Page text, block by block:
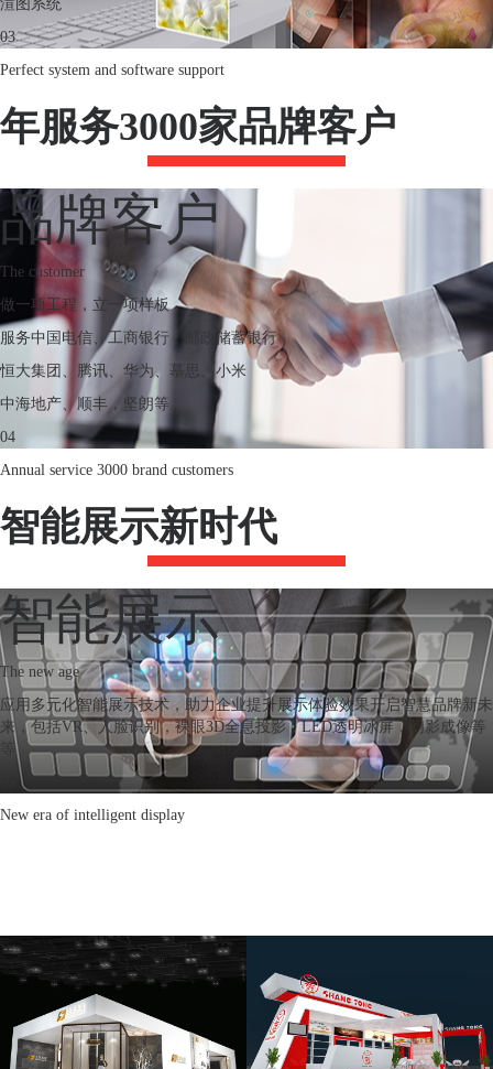
渲图系统
03
Perfect system and software support
年服务3000家品牌客户
品牌客户
The customer
做一项工程，立一项样板
服务中国电信、工商银行，邮政储蓄银行
恒大集团、腾讯、华为、慕思、小米
中海地产、顺丰，坚朗等
04
Annual service 3000 brand customers
智能展示新时代
智能展示
The new age
应用多元化智能展示技术，助力企业提升展示体验效果开启智慧品牌新未
来，包括VR、人脸识别，裸眼3D全息投影，LED透明冰屏，幻影成像等
New era of intelligent display